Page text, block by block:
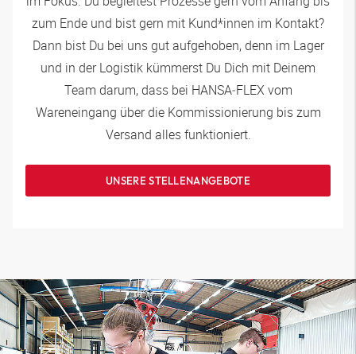
zum Ende und bist gern mit Kund*innen im Kontakt?
Dann bist Du bei uns gut aufgehoben, denn im Lager
und in der Logistik kümmerst Du Dich mit Deinem
Team darum, dass bei HANSA‑FLEX vom
Wareneingang über die Kommissionierung bis zum
Versand alles funktioniert.
UNSERE STELLENANGEBOTE